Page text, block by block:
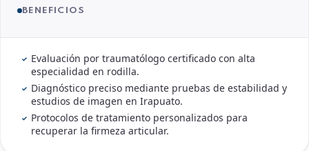
caminar o hacer deporte. En Irapuato, brindamos una
asegurando que cada ligamento y estructura recupere la
firmeza necesaria para su vida diaria.
BENEFICIOS
Evaluación por traumatólogo certificado con alta
especialidad en rodilla.
Diagnóstico preciso mediante pruebas de estabilidad y
estudios de imagen en Irapuato.
Protocolos de tratamiento personalizados para
recuperar la firmeza articular.